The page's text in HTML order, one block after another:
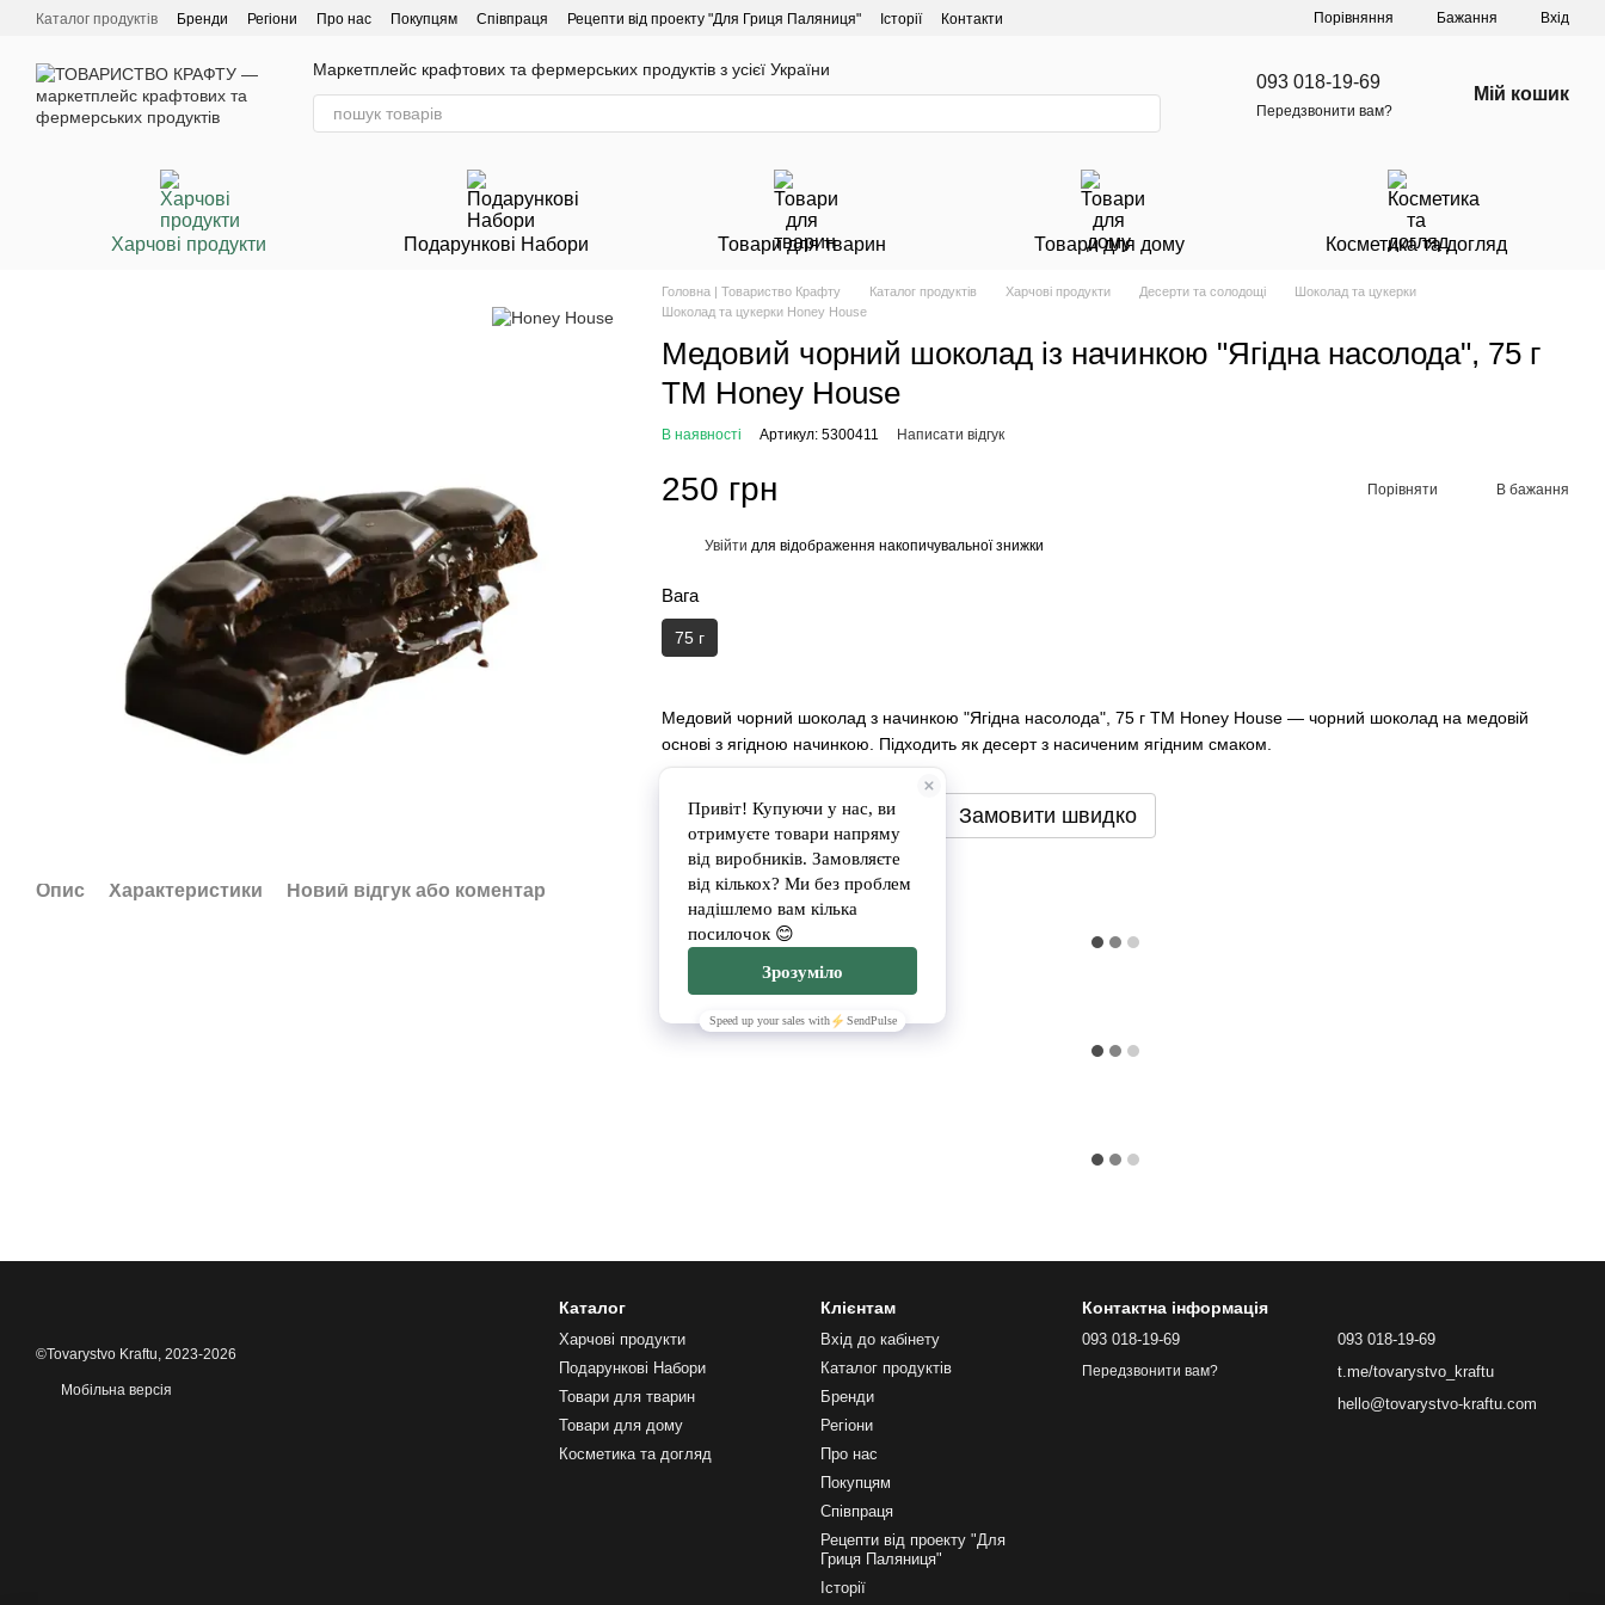
Перейти до основного контенту
Каталог продуктів Бренди Регіони Про нас Покупцям Співпраця Рецепти від проекту "Для Гриця Паляниця" Історії Контакти Порівняння Бажання Вхід
Маркетплейс крафтових та фермерських продуктів з усієї України
093 018-19-69
Передзвонити вам?
Мій кошик
Харчові продукти Подарункові Набори Товари для тварин Товари для дому Косметика та догляд
Опис Характеристики Новий відгук або коментар
Головна | Товариство Крафту Каталог продуктів Харчові продукти Десерти та солодощі
Шоколад та цукерки
Шоколад та цукерки Honey House
Медовий чорний шоколад із начинкою "Ягідна насолода", 75 г
ТМ Honey House
В наявності Артикул: 5300411 Написати відгук
250 грн Порівняти В бажання
Увійти для відображення накопичувальної знижки
Вага
75 г
Медовий чорний шоколад з начинкою "Ягідна насолода", 75 г ТМ Honey House — чорний шоколад на медовій
основі з ягідною начинкою. Підходить як десерт з насиченим ягідним смаком.
Замовити Замовити швидко
Доставка Оплата
©Tovarystvo Kraftu, 2023-2026
Мобільна версія
Каталог
Харчові продукти
Подарункові Набори
Товари для тварин
Товари для дому
Косметика та догляд
Клієнтам
Вхід до кабінету
Каталог продуктів
Бренди
Регіони
Про нас
Покупцям
Співпраця
Рецепти від проекту "Для
Гриця Паляниця"
Історії
Контактна інформація
093 018-19-69
Передзвонити вам?
093 018-19-69
t.me/tovarystvo_kraftu
hello@tovarystvo-kraftu.com